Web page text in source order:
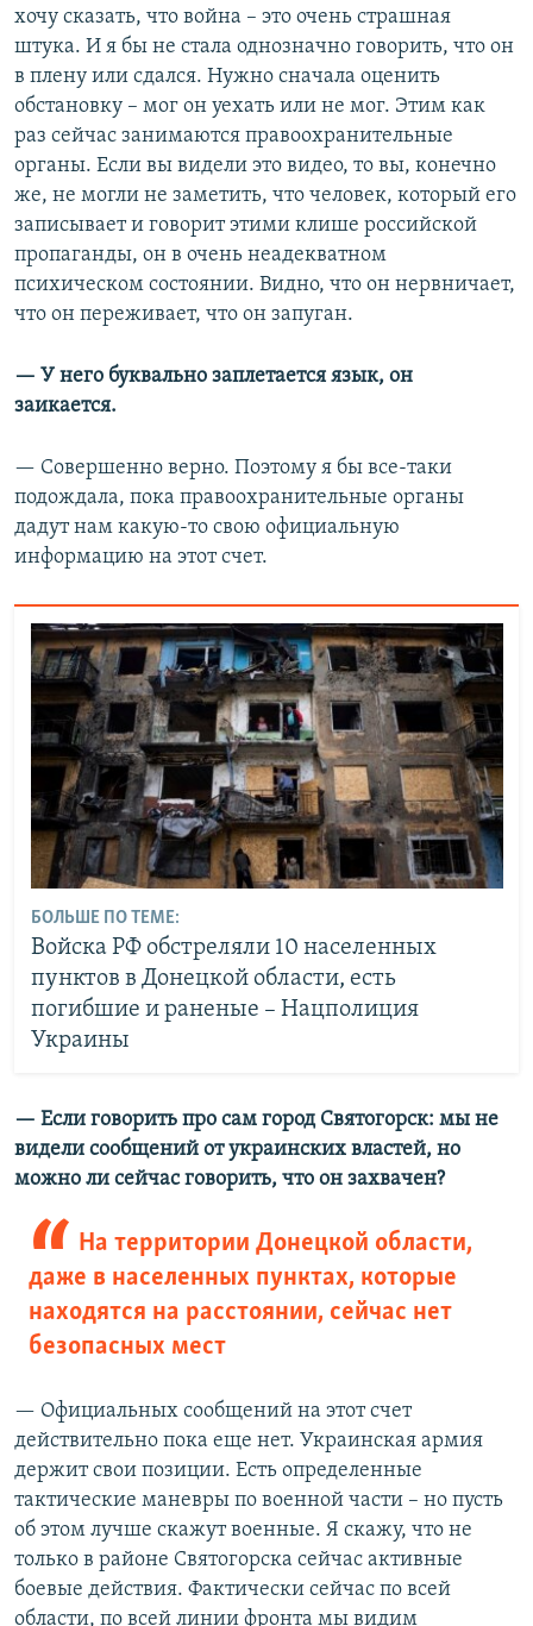
хочу сказать, что война – это очень страшная
штука. И я бы не стала однозначно говорить, что он
в плену или сдался. Нужно сначала оценить
обстановку – мог он уехать или не мог. Этим как
раз сейчас занимаются правоохранительные
органы. Если вы видели это видео, то вы, конечно
же, не могли не заметить, что человек, который его
записывает и говорит этими клише российской
пропаганды, он в очень неадекватном
психическом состоянии. Видно, что он нервничает,
что он переживает, что он запуган.
— У него буквально заплетается язык, он
заикается.
— Совершенно верно. Поэтому я бы все-таки
подождала, пока правоохранительные органы
дадут нам какую-то свою официальную
информацию на этот счет.
БОЛЬШЕ ПО ТЕМЕ:
Войска РФ обстреляли 10 населенных
пунктов в Донецкой области, есть
погибшие и раненые – Нацполиция
Украины
— Если говорить про сам город Святогорск: мы не
видели сообщений от украинских властей, но
можно ли сейчас говорить, что он захвачен?
На территории Донецкой области,
даже в населенных пунктах, которые
находятся на расстоянии, сейчас нет
безопасных мест
— Официальных сообщений на этот счет
действительно пока еще нет. Украинская армия
держит свои позиции. Есть определенные
тактические маневры по военной части – но пусть
об этом лучше скажут военные. Я скажу, что не
только в районе Святогорска сейчас активные
боевые действия. Фактически сейчас по всей
области, по всей линии фронта мы видим